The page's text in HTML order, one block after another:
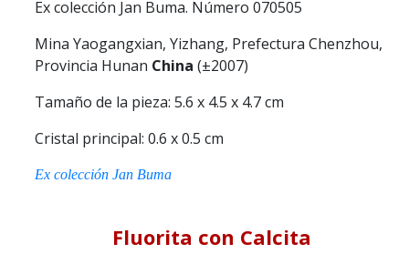
Ex colección Jan Buma. Número 070505
Mina Yaogangxian, Yizhang, Prefectura Chenzhou,
Provincia Hunan China (±2007)
Tamaño de la pieza: 5.6 x 4.5 x 4.7 cm
Cristal principal: 0.6 x 0.5 cm
Ex colección Jan Buma
Fluorita con Calcita